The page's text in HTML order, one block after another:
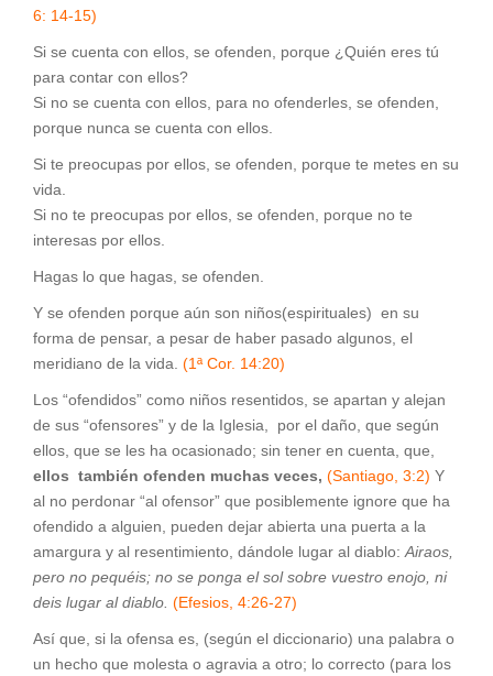
6: 14-15)
Si se cuenta con ellos, se ofenden, porque ¿Quién eres tú
para contar con ellos?
Si no se cuenta con ellos, para no ofenderles, se ofenden,
porque nunca se cuenta con ellos.
Si te preocupas por ellos, se ofenden, porque te metes en su
vida.
Si no te preocupas por ellos, se ofenden, porque no te
interesas por ellos.
Hagas lo que hagas, se ofenden.
Y se ofenden porque aún son niños(espirituales) en su
forma de pensar, a pesar de haber pasado algunos, el
meridiano de la vida. (1ª Cor. 14:20)
Los “ofendidos” como niños resentidos, se apartan y alejan
de sus “ofensores” y de la Iglesia, por el daño, que según
ellos, que se les ha ocasionado; sin tener en cuenta, que,
ellos también ofenden muchas veces, (Santiago, 3:2) Y
al no perdonar “al ofensor” que posiblemente ignore que ha
ofendido a alguien, pueden dejar abierta una puerta a la
amargura y al resentimiento, dándole lugar al diablo: Airaos,
pero no pequéis; no se ponga el sol sobre vuestro enojo, ni
deis lugar al diablo. (Efesios, 4:26-27)
Así que, si la ofensa es, (según el diccionario) una palabra o
un hecho que molesta o agravia a otro; lo correcto (para los